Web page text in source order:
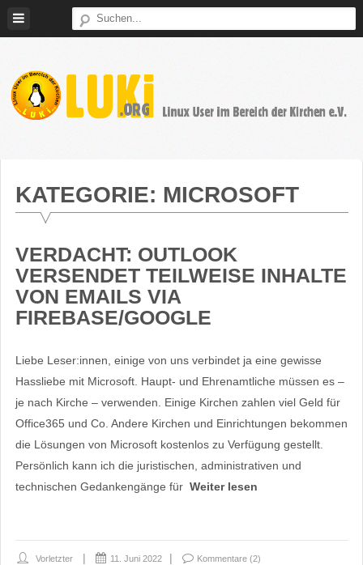
Bereich
KATEGORIE: MICROSOFT
VERDACHT: OUTLOOK
VERSENDET TEILWEISE INHALTE
VON EMAILS VIA
FIREBASE/GOOGLE
Liebe Leser:innen, einige von uns verbindet ja eine gewisse
Hassliebe mit Microsoft. Haupt- und Ehrenamtliche müssen es –
je nach Kirche – verwenden. Einige Kirchen zahlen viel Geld für
Office365 und Co. Andere Kirchen und Einrichtungen bekommen
die Lösungen von Microsoft kostenlos zu Verfügung gestellt.
Persönlich kann ich die juristischen, administrativen und
technischen Gedankengänge für Weiter lesen
Vorletzter 11. Juni 2022 Kommentare (2)